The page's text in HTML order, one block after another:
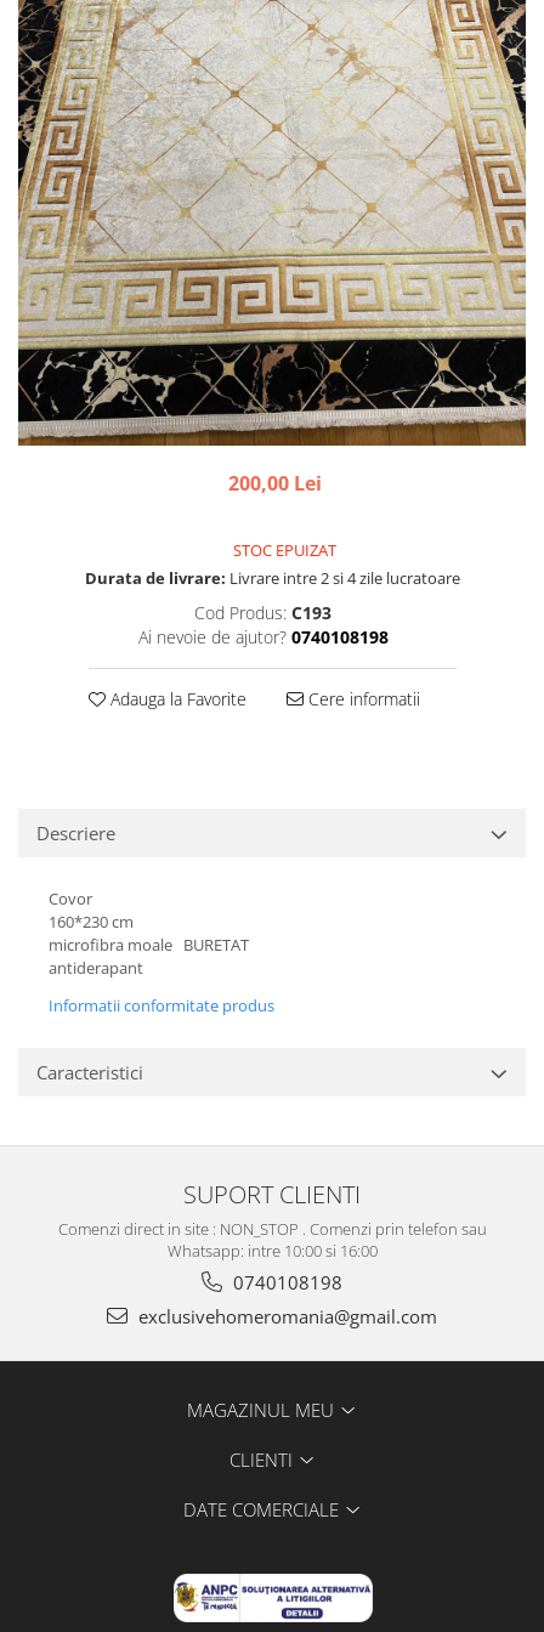
200,00 Lei
STOC EPUIZAT
Durata de livrare: Livrare intre 2 si 4 zile lucratoare
Cod Produs: C193
Ai nevoie de ajutor? 0740108198
Adauga la Favorite Cere informatii
Descriere
Covor
160*230 cm
microfibra moale BURETAT
antiderapant
Informatii conformitate produs
Caracteristici
SUPORT CLIENTI
Comenzi direct in site : NON_STOP . Comenzi prin telefon sau
Whatsapp: intre 10:00 si 16:00
0740108198
exclusivehomeromania@gmail.com
MAGAZINUL MEU
CLIENTI
DATE COMERCIALE